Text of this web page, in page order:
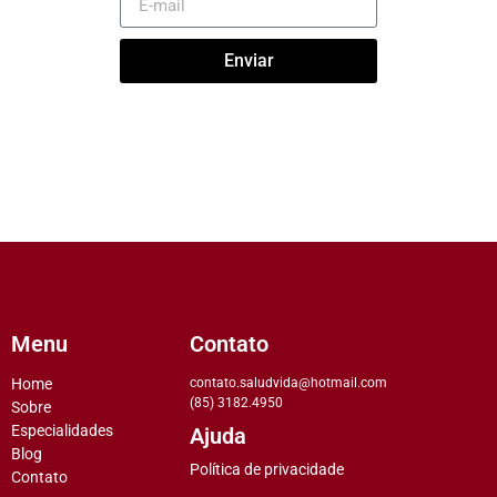
Enviar
Menu
Home
Sobre
Especialidades
Blog
Contato
Contato
contato.saludvida@hotmail.com
(85) 3182.4950
Ajuda
Política de privacidade